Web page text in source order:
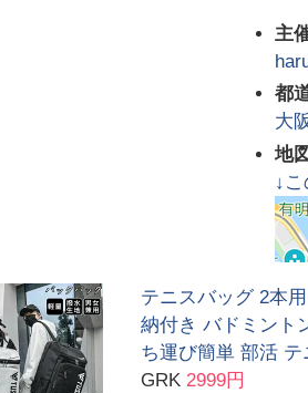
主
都
大
地
↓
テニスバッグ 2本
納付き バドミント
ち運び簡単 部活 テ
GRK 2999円